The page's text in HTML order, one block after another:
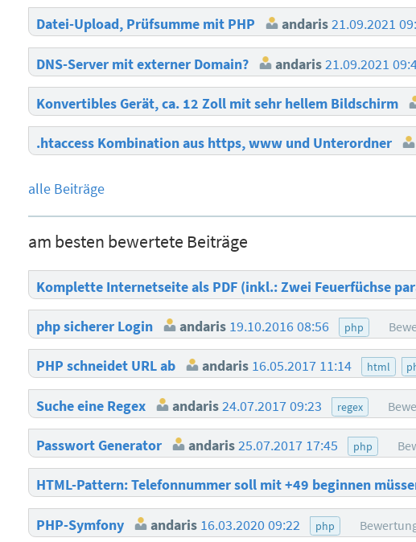
Datei-Upload, Prüfsumme mit PHP andaris21.09.2021
DNS-Server mit externer Domain? andaris21.09.2021
Konvertibles Gerät, ca. 12 Zoll mit sehr hellem Bildschirm
.htaccess Kombination aus https, www und Unterordner
alle Beiträge
am besten bewertete Beiträge
Komplette Internetseite als PDF (inkl.: Zwei Feuerfüchse
php sicherer Login andaris 19.10.2016 08:56 php
PHP schneidet URL ab andaris 16.05.2017 11:14 html
Suche eine Regex andaris24.07.2017 09:23 regex
Passwort Generator andaris25.07.2017 17:45 php
HTML-Pattern: Telefonnummer soll mit +49 beginnen
PHP-Symfony andaris 16.03.2020 09:22 php